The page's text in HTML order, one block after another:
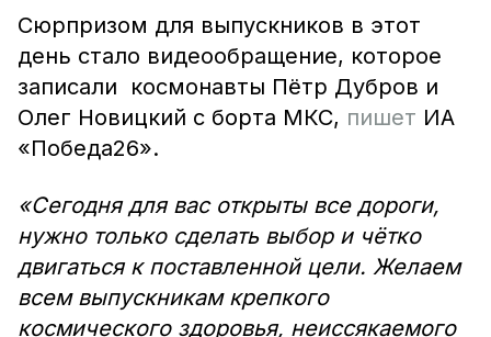
Сюрпризом для выпускников в этот
день стало видеообращение, которое
записали космонавты Пётр Дубров и
Олег Новицкий с борта МКС, пишет ИА
«Победа26».
«Сегодня для вас открыты все дороги,
нужно только сделать выбор и чётко
двигаться к поставленной цели. Желаем
всем выпускникам крепкого
космического здоровья, неиссякаемого